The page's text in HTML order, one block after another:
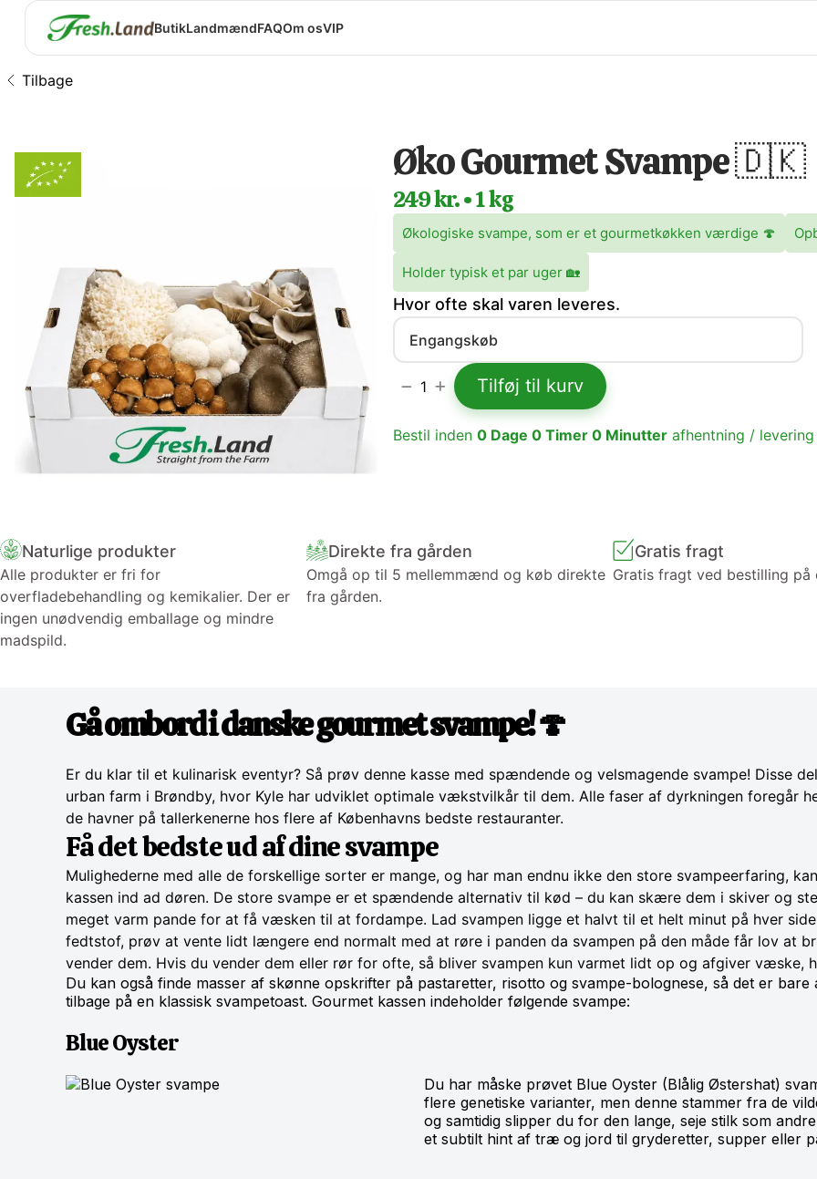
ButikLandmændFAQOm osVIP
Tilbage
Øko Gourmet Svampe 🇩🇰
249 kr. • 1 kg
Økologiske svampe, som er et gourmetkøkken værdige 🍄
Holder typisk et par uger 🏡
Hvor ofte skal varen leveres.
1 Tilføj til kurv
Bestil inden 0 Dage 0 Timer 0 Minutter afhentning /
Naturlige produkter
Alle produkter er fri for
overfladebehandling og kemikalier. Der er
ingen unødvendig emballage og mindre
madspild.
Direkte fra gården
Omgå op til 5 mellemmænd og køb direkte
fra gården.
Gratis fragt
Gratis fragt ved bestilling på
Gå ombord i danske gourmet svampe! 🍄
Er du klar til et kulinarisk eventyr? Så prøv denne kasse med spændende og velsmagende svampe! Disse
urban farm i Brøndby, hvor Kyle har udviklet optimale vækstvilkår til dem. Alle faser af dyrkningen foregår
de havner på tallerkenerne hos flere af Københavns bedste restauranter.
Få det bedste ud af dine svampe
Mulighederne med alle de forskellige sorter er mange, og har man endnu ikke den store svampeerfaring,
kassen ind ad døren. De store svampe er et spændende alternativ til kød – du kan skære dem i skiver og
meget varm pande for at få væsken til at fordampe. Lad svampen ligge et halvt til et helt minut på hver
fedtstof, prøv at vente lidt længere end normalt med at røre i panden da svampen på den måde får lov at
vender dem. Hvis du vender dem eller rør for ofte, så bliver svampen kun varmet lidt op og afgiver væske,
Du kan også finde masser af skønne opskrifter på pastaretter, risotto og svampe-bolognese, så det er bare
tilbage på en klassisk svampetoast. Gourmet kassen indeholder følgende svampe:
Blue Oyster
Du har måske prøvet Blue Oyster (Blålig Østershat)
flere genetiske varianter, men denne stammer fra de
og samtidig slipper du for den lange, seje stilk som
et subtilt hint af træ og jord til gryderetter, supper eller